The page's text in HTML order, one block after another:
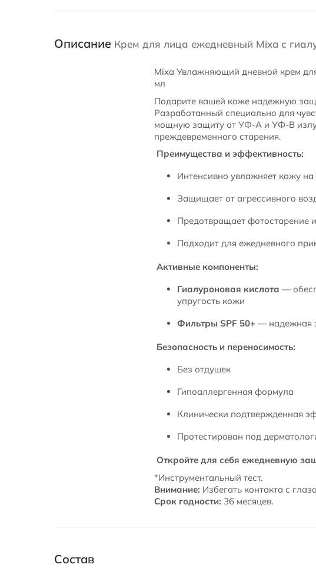
Описание Крем для лица ежедневный Mixa с
Mixa Увлажняющий дневной крем
мл
Подарите вашей коже надежную
Разработанный специально для
мощную защиту от УФ-А и УФ-В
преждевременного старения.
Преимущества и эффективность:
Интенсивно увлажняет кожу
Защищает от агрессивного
Предотвращает фотостарение
Подходит для ежедневного
Активные компоненты:
Гиалуроновая кислота —
упругость кожи
Фильтры SPF 50+— надежная
Безопасность и переносимость:
Без отдушек
Гипоаллергенная формула
Клинически подтвержденная
Протестирован под
Откройте для себя ежедневную
*Инструментальный тест.
Внимание: Избегать контакта с
Срок годности: 36 месяцев.
Состав